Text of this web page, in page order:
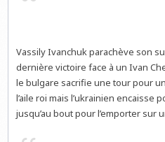
Vassily Ivanchuk parachève son
dernière victoire face à un Ivan
le bulgare sacrifie une tour pour
l’aile roi mais l’ukrainien encaisse
jusqu’au bout pour l’emporter sur